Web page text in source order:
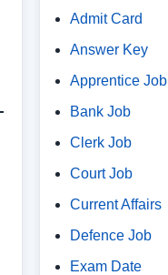
Admit Card
Answer Key
Apprentice Job
Bank Job
Clerk Job
Court Job
Current Affairs
Defence Job
Exam Date